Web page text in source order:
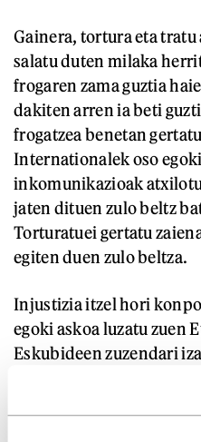
Gainera, tortura eta
salatu duten milaka
frogaren zama guztia
dakiten arren ia beti
frogatzea benetan
Internationalek oso
inkomunikazioak
jaten dituen zulo beltz
Torturatuei gertatu
egiten duen zulo beltza.
Injustizia itzel hori
egoki askoa luzatu zuen
Eskubideen zuzendari
Landak. Hain zuzen,
exijitu beharrean,